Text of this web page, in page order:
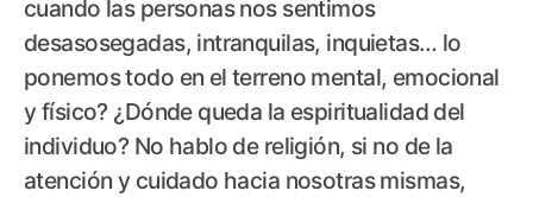
cuando las personas nos sentimos
desasosegadas, intranquilas, inquietas… lo
ponemos todo en el terreno mental, emocional
y físico? ¿Dónde queda la espiritualidad del
individuo? No hablo de religión, si no de la
atención y cuidado hacia nosotras mismas,